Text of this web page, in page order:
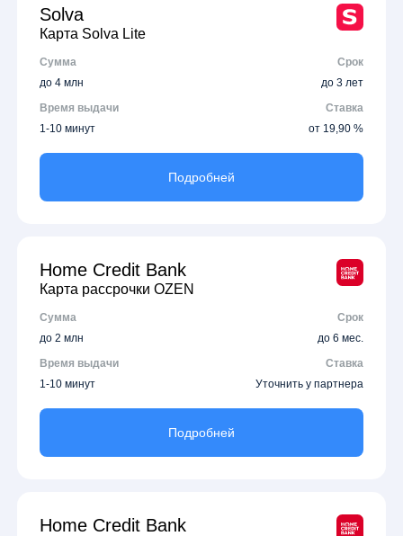
Solva
Карта Solva Lite
Сумма
Срок
до 4 млн
до 3 лет
Время выдачи
Ставка
1-10 минут
от 19,90 %
Подробней
Home Credit Bank
Карта рассрочки OZEN
Сумма
Срок
до 2 млн
до 6 мес.
Время выдачи
Ставка
1-10 минут
Уточнить у партнера
Подробней
Home Credit Bank